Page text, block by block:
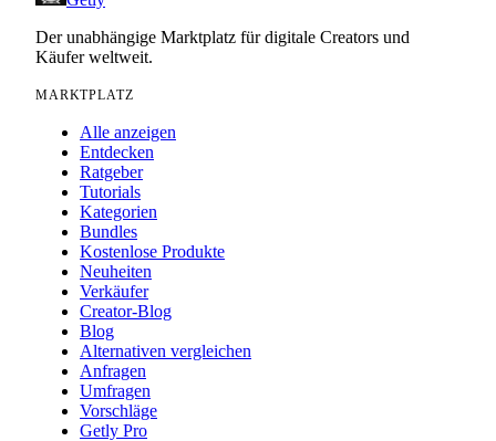
Der unabhängige Marktplatz für digitale Creators und
Käufer weltweit.
MARKTPLATZ
Alle anzeigen
Entdecken
Ratgeber
Tutorials
Kategorien
Bundles
Kostenlose Produkte
Neuheiten
Verkäufer
Creator-Blog
Blog
Alternativen vergleichen
Anfragen
Umfragen
Vorschläge
Getly Pro